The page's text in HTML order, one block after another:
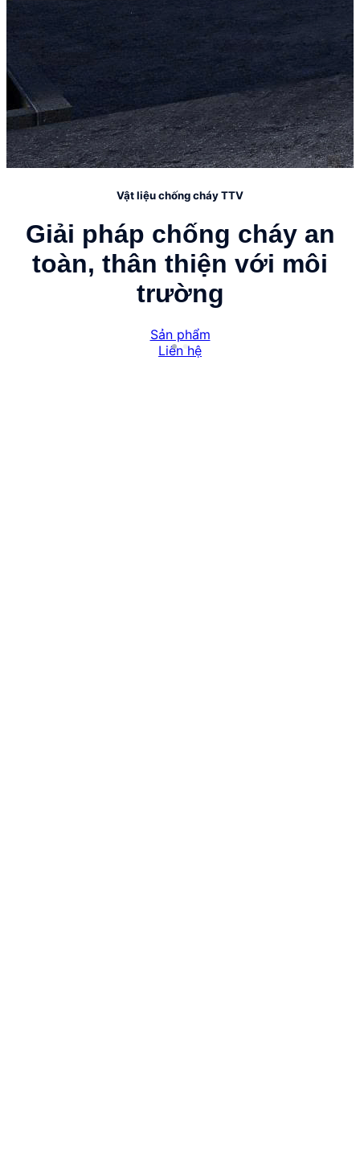
Vật liệu chống cháy TTV
Giải pháp chống cháy an
toàn, thân thiện với môi
trường
Sản phẩm
Liên hệ